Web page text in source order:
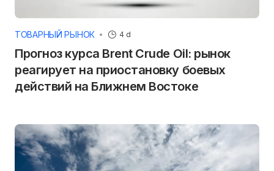
ТОВАРНЫЙ РЫНОК 4 d
Прогноз курса Brent Crude Oil: рынок
реагирует на приостановку боевых
действий на Ближнем Востоке